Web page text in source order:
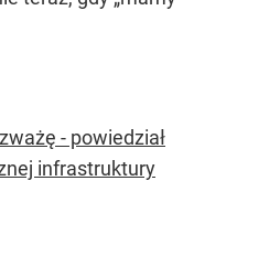
- powiedział
infrastruktury